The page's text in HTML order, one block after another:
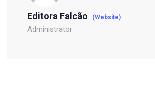
Editora Falcão (Website)
Administrator